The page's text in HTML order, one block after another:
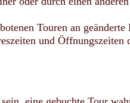
Touren an
und Öffnungszeiten